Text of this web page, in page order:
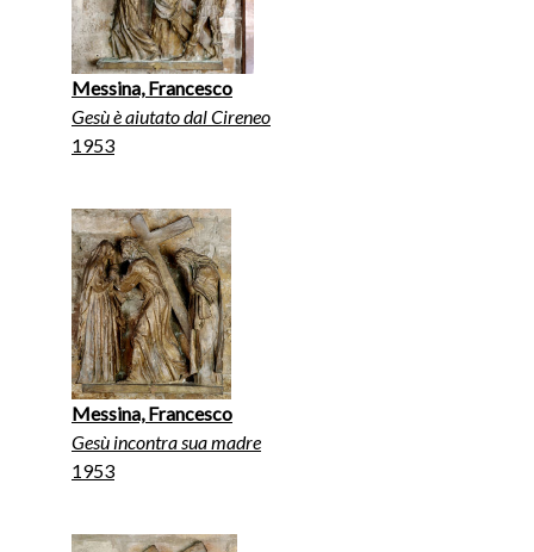
Messina, Francesco
Gesù è aiutato dal Cireneo
1953
Messina, Francesco
Gesù incontra sua madre
1953